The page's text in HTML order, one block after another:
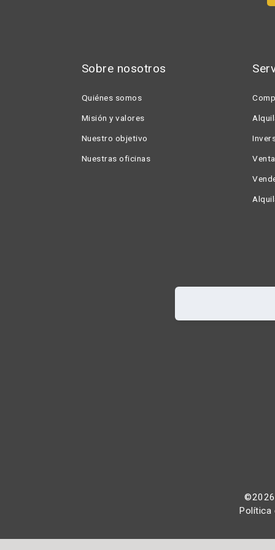
Sobre nosotros
Quiénes somos
Misión y valores
Nuestro objetivo
Nuestras oficinas Venta
©2026
Política